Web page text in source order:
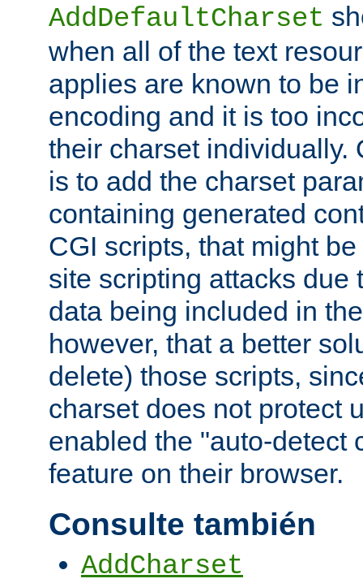
AddDefaultCharset
when all of the text
applies are known to be
encoding and it is too
their charset individually.
is to add the charset
containing generated
CGI scripts, that might
site scripting attacks due
data being included in
however, that a better
delete) those scripts,
charset does not protect
enabled the "auto-detect
feature on their browser.
Consulte también
AddCharset